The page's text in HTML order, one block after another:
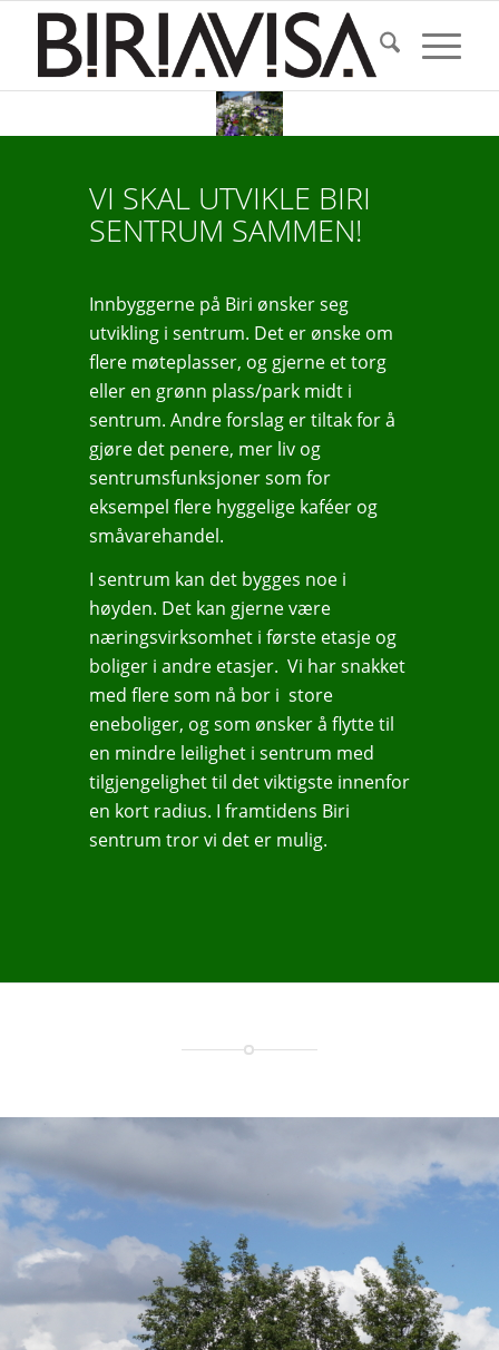
VI SKAL UTVIKLE BIRI
SENTRUM SAMMEN!
Innbyggerne på Biri ønsker seg
utvikling i sentrum. Det er ønske om
flere møteplasser, og gjerne et torg
eller en grønn plass/park midt i
sentrum. Andre forslag er tiltak for å
gjøre det penere, mer liv og
sentrumsfunksjoner som for
eksempel flere hyggelige kaféer og
småvarehandel.
I sentrum kan det bygges noe i
høyden. Det kan gjerne være
næringsvirksomhet i første etasje og
boliger i andre etasjer. Vi har snakket
med flere som nå bor i store
eneboliger, og som ønsker å flytte til
en mindre leilighet i sentrum med
tilgjengelighet til det viktigste innenfor
en kort radius. I framtidens Biri
sentrum tror vi det er mulig.